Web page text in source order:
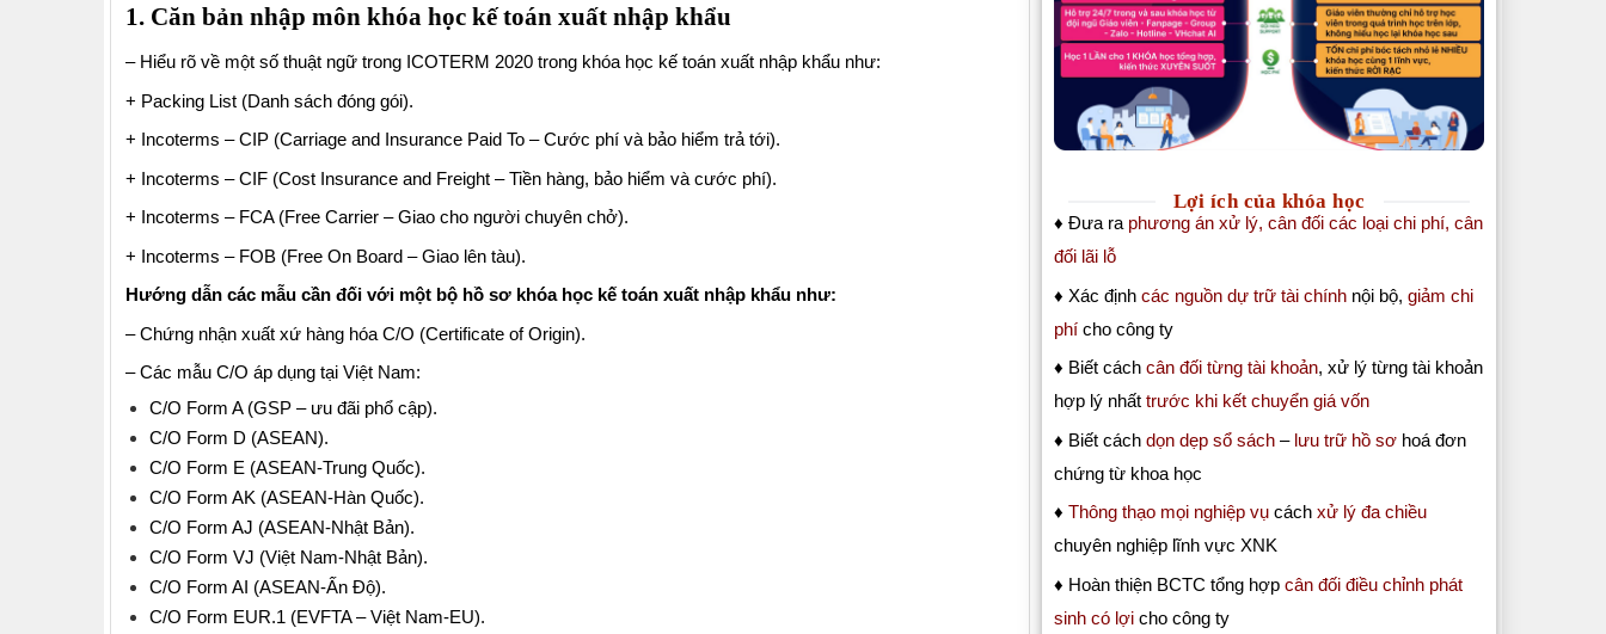
1. Căn bản nhập môn khóa học kế toán xuất nhập khẩu
– Hiểu rõ về một số thuật ngữ trong ICOTERM 2020 trong khóa học kế toán xuất nhập khẩu như:
+ Packing List (Danh sách đóng gói).
+ Incoterms – CIP (Carriage and Insurance Paid To – Cước phí và bảo hiểm trả tới).
+ Incoterms – CIF (Cost Insurance and Freight – Tiền hàng, bảo hiểm và cước phí).
+ Incoterms – FCA (Free Carrier – Giao cho người chuyên chở).
+ Incoterms – FOB (Free On Board – Giao lên tàu).
Hướng dẫn các mẫu cần đối với một bộ hồ sơ khóa học kế toán xuất nhập khẩu như:
– Chứng nhận xuất xứ hàng hóa C/O (Certificate of Origin).
– Các mẫu C/O áp dụng tại Việt Nam:
C/O Form A (GSP – ưu đãi phổ cập).
C/O Form D (ASEAN).
C/O Form E (ASEAN-Trung Quốc).
C/O Form AK (ASEAN-Hàn Quốc).
C/O Form AJ (ASEAN-Nhật Bản).
C/O Form VJ (Việt Nam-Nhật Bản).
C/O Form AI (ASEAN-Ấn Độ).
C/O Form EUR.1 (EVFTA – Việt Nam-EU).
Lợi ích của khóa học
♦ Đưa ra phương án xử lý, cân đối các loại chi phí, cân
đối lãi lỗ
♦ Xác định các nguồn dự trữ tài chính nội bộ, giảm chi
phí cho công ty
♦ Biết cách cân đối từng tài khoản, xử lý từng tài khoản
hợp lý nhất trước khi kết chuyển giá vốn
♦ Biết cách dọn dẹp sổ sách –lưu trữ hồ sơ hoá đơn
chứng từ khoa học
♦ Thông thạo mọi nghiệp vụ cách xử lý đa chiều
chuyên nghiệp lĩnh vực XNK
♦ Hoàn thiện BCTC tổng hợp cân đối điều chỉnh phát
sinh có lợi cho công ty